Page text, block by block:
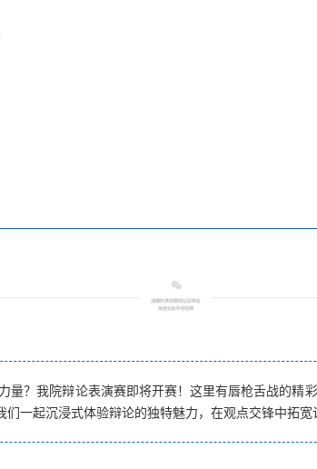
量？我院辩论表演赛即将开赛！这里有唇枪舌战的精
一起沉浸式体验辩论的独特魅力，在观点交锋中拓宽